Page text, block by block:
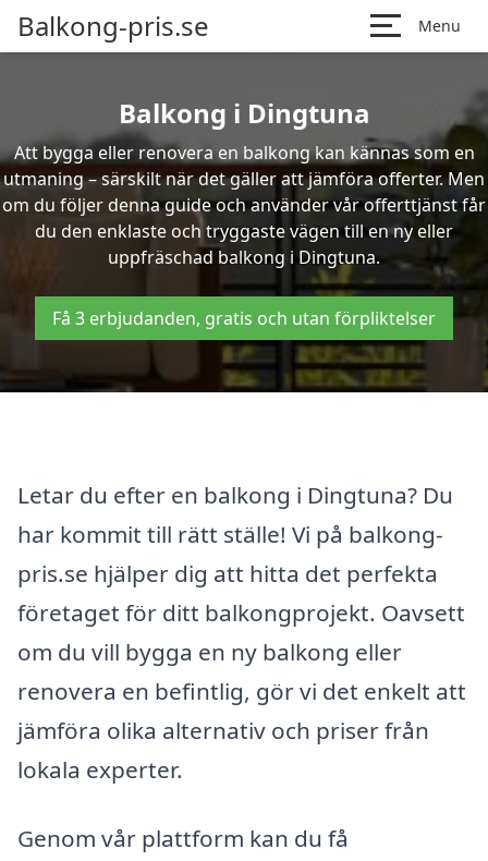
Balkong-pris.se Menu
Balkong i Dingtuna
Att bygga eller renovera en balkong kan kännas som en
utmaning – särskilt när det gäller att jämföra offerter. Men
om du följer denna guide och använder vår offerttjänst får
du den enklaste och tryggaste vägen till en ny eller
uppfräschad balkong i Dingtuna.
Få 3 erbjudanden, gratis och utan förpliktelser
Letar du efter en balkong i Dingtuna? Du
har kommit till rätt ställe! Vi på balkong-
pris.se hjälper dig att hitta det perfekta
företaget för ditt balkongprojekt. Oavsett
om du vill bygga en ny balkong eller
renovera en befintlig, gör vi det enkelt att
jämföra olika alternativ och priser från
lokala experter.
Genom vår plattform kan du få